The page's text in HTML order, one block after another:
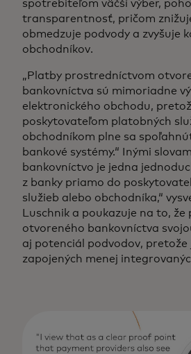
spotrebiteľom väčší výber,
transparentnosť, pričom
obmedzuje podvody a zvyšuje
obchodníkov.
„Platby prostredníctvom
bankovníctva sú mimoriadne
elektronického obchodu,
poskytovateľom platobných
obchodníkom plne sa
bankové systémy.“ Inými
bankovníctvo je jedna
z banky priamo do
služieb alebo obchodníka,“
Luschnik a poukazuje na to,
otvoreného bankovníctva
aj potenciál podvodov, pretože
zapojených menej